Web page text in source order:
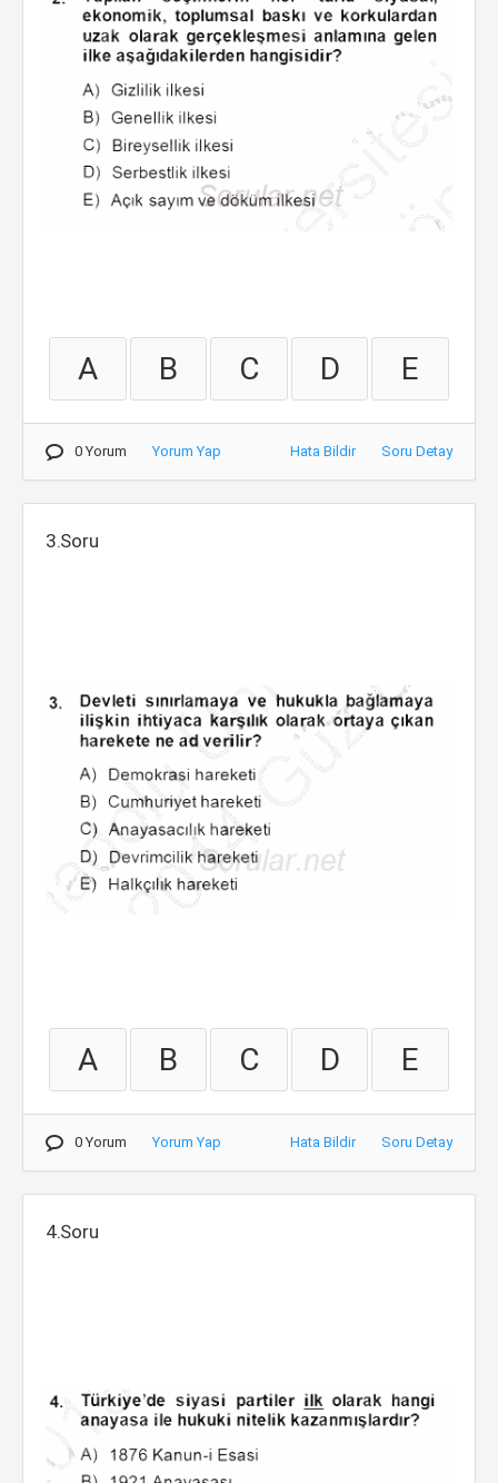
A B C D E
0 Yorum Yorum Yap Hata Bildir Soru Detay
3.Soru
A B C D E
0 Yorum Yorum Yap Hata Bildir Soru Detay
4.Soru